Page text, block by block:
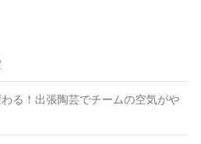
る！出張陶芸でチームの空気がや